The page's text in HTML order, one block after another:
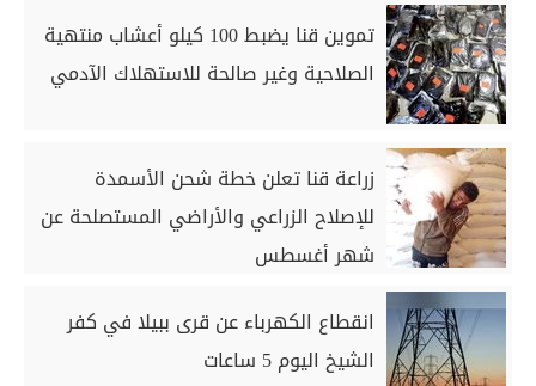
تموين قنا يضبط 100 كيلو أعشاب منتهية
الصلاحية وغير صالحة للاستهلاك الآدمي
زراعة قنا تعلن خطة شحن الأسمدة
للإصلاح الزراعي والأراضي المستصلحة عن
شهر أغسطس
انقطاع الكهرباء عن قرى ببيلا في كفر
الشيخ اليوم 5 ساعات